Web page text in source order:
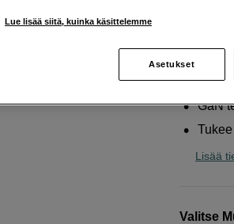
GaN
Lisää
Valitse
Lue lisää siitä, kuinka käsittelemme
Asetukset